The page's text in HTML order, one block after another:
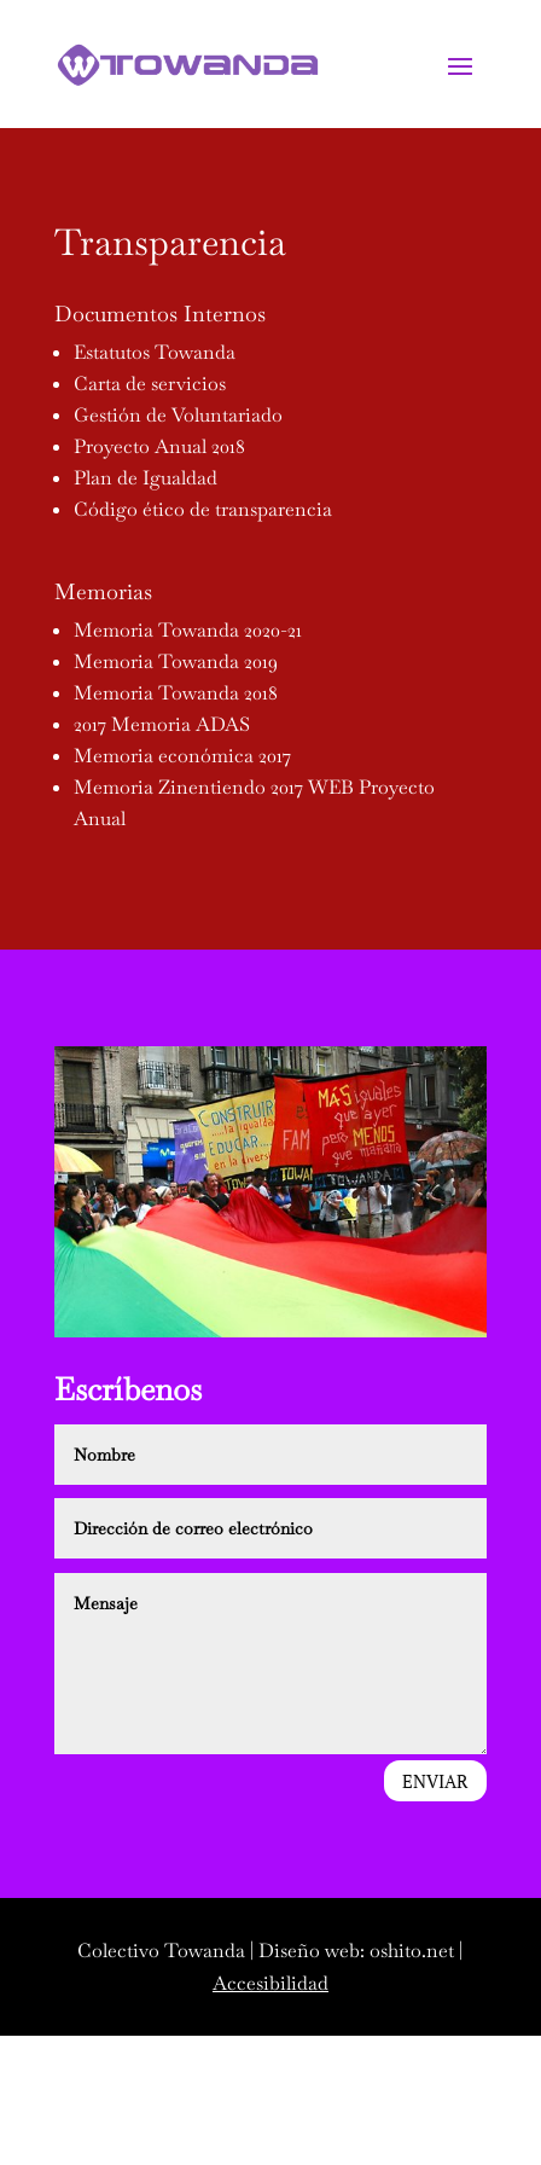
Transparencia
Documentos Internos
Estatutos Towanda
Carta de servicios
Gestión de Voluntariado
Proyecto Anual 2018
Plan de Igualdad
Código ético de transparencia
Memorias
Memoria Towanda 2020-21
Memoria Towanda 2019
Memoria Towanda 2018
2017 Memoria ADAS
Memoria económica 2017
Memoria Zinentiendo 2017 WEB Proyecto
Anual
Escríbenos
ENVIAR
Colectivo Towanda | Diseño web: oshito.net |
Accesibilidad